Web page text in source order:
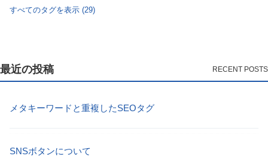
すべてのタグを表示 (29)
最近の投稿
メタキーワードと重複したSEOタグ
SNSボタンについて